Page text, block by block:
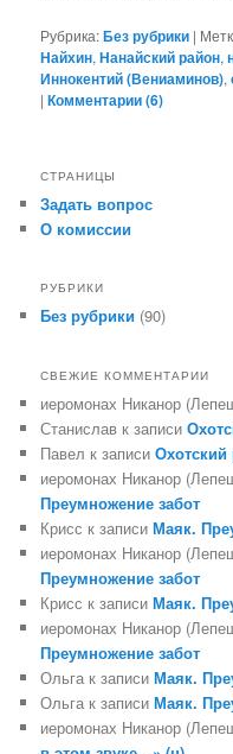
Рубрика:Без рубрики |
Найхин,Нанайский район,
Иннокентий (Вениаминов),
|Комментарии (6)
СТРАНИЦЫ
Задать вопрос
О комиссии
РУБРИКИ
Без рубрики (90)
СВЕЖИЕ КОММЕНТАРИИ
иеромонах Никанор
Станислав к записи
Павел к записиОхотский
иеромонах Никанор
Преумножение забот
Крисс к записиМаяк.
иеромонах Никанор
Преумножение забот
Крисс к записиМаяк.
иеромонах Никанор
Преумножение забот
Ольга к записиМаяк.
Ольга к записиМаяк.
иеромонах Никанор